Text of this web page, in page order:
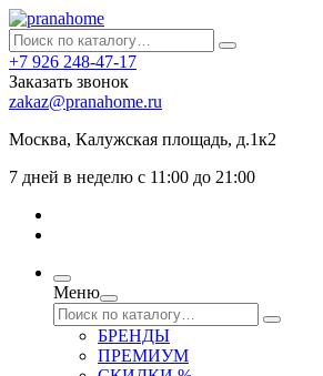
+7 926 248-47-17
Заказать звонок
zakaz@pranahome.ru
Москва, Калужская площадь, д.1к2
7 дней в неделю с 11:00 до 21:00
Меню
БРЕНДЫ
ПРЕМИУМ